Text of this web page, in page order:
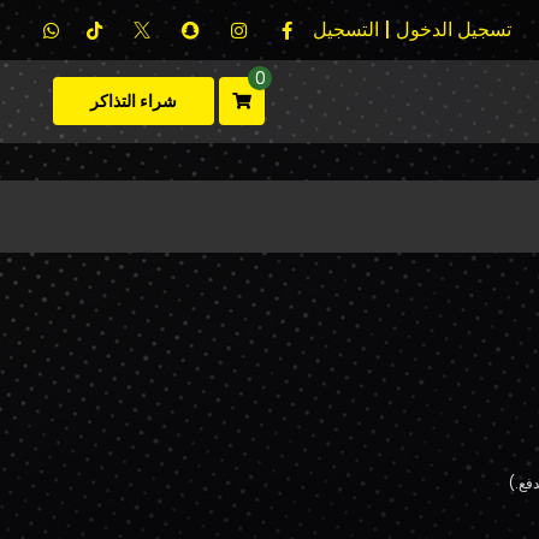
تسجيل الدخول | التسجيل
0
شراء التذاكر